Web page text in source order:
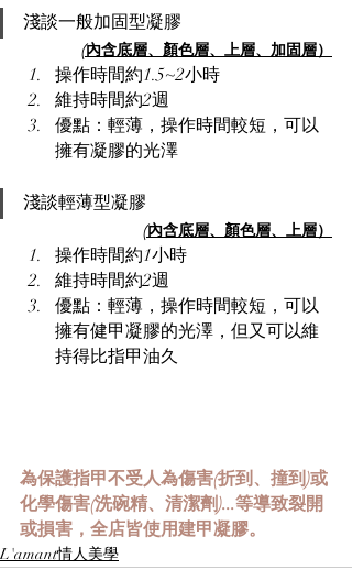
淺談一般加固型凝膠
(內含底層、 顏色層、 上層、加固層）
操作時間約1.5~2小時
維持時間約2週
優點：輕薄，操作時間較短，可以
擁有凝膠的光澤
淺談輕薄型凝膠
(內含底層、 顏色層、 上層）
操作時間約1小時
維持時間約2週
優點：輕薄，操作時間較短，可以
擁有健甲凝膠的光澤，但又可以維
持得比指甲油久
為保護指甲不受人為傷害(折到、撞到)或
化學傷害(洗碗精、清潔劑)...等導致裂開
或損害，全店皆使用建甲凝膠。
L'amant情人美學